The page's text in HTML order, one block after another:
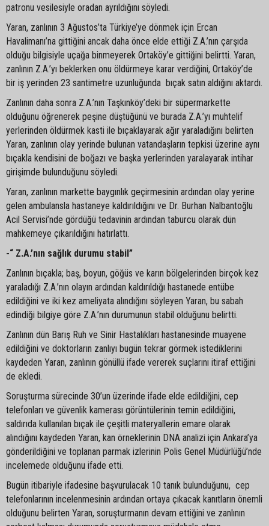
patronu vesilesiyle oradan ayrıldığını söyledi.
Yaran, zanlının 3 Ağustos’ta Türkiye’ye dönmek için Ercan
Havalimanı’na gittiğini ancak daha önce elde ettiği Z.A.’nın çarşıda
olduğu bilgisiyle uçağa binmeyerek Ortaköy’e gittiğini belirtti. Yaran,
zanlının Z.A.’yı beklerken onu öldürmeye karar verdiğini, Ortaköy’de
bir iş yerinden 23 santimetre uzunluğunda bıçak satın aldığını aktardı.
Zanlının daha sonra Z.A.’nın Taşkınköy’deki bir süpermarkette
olduğunu öğrenerek peşine düştüğünü ve burada Z.A.’yı muhtelif
yerlerinden öldürmek kasti ile bıçaklayarak ağır yaraladığını belirten
Yaran, zanlının olay yerinde bulunan vatandaşların tepkisi üzerine aynı
bıçakla kendisini de boğazı ve başka yerlerinden yaralayarak intihar
girişimde bulunduğunu söyledi.
Yaran, zanlının markette baygınlık geçirmesinin ardından olay yerine
gelen ambulansla hastaneye kaldırıldığını ve Dr. Burhan Nalbantoğlu
Acil Servisi’nde gördüğü tedavinin ardından taburcu olarak dün
mahkemeye çıkarıldığını hatırlattı.
-“ Z.A.’nın sağlık durumu stabil”
Zanlının bıçakla; baş, boyun, göğüs ve karın bölgelerinden birçok kez
yaraladığı Z.A.’nın olayın ardından kaldırıldığı hastanede entübe
edildiğini ve iki kez ameliyata alındığını söyleyen Yaran, bu sabah
edindiği bilgiye göre Z.A.’nın durumunun stabil olduğunu belirtti.
Zanlının dün Barış Ruh ve Sinir Hastalıkları hastanesinde muayene
edildiğini ve doktorların zanlıyı bugün tekrar görmek istediklerini
kaydeden Yaran, zanlının gönüllü ifade vererek suçlarını itiraf ettiğini
de ekledi.
Soruşturma sürecinde 30’un üzerinde ifade elde edildiğini, cep
telefonları ve güvenlik kamerası görüntülerinin temin edildiğini,
saldırıda kullanılan bıçak ile çeşitli materyallerin emare olarak
alındığını kaydeden Yaran, kan örneklerinin DNA analizi için Ankara’ya
gönderildiğini ve toplanan parmak izlerinin Polis Genel Müdürlüğü’nde
incelemede olduğunu ifade etti.
Bugün itibariyle ifadesine başvurulacak 10 tanık bulunduğunu, cep
telefonlarının incelenmesinin ardından ortaya çıkacak kanıtların önemli
olduğunu belirten Yaran, soruşturmanın devam ettiğini ve zanlının